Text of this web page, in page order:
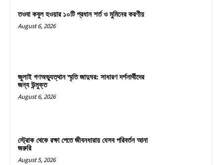
তওবা কবুল হওয়ার ১০টি প্রধান শর্ত ও মুমিনের করণীয়
August 6, 2026
জুলাই গণঅভ্যুত্থান স্মৃতি জাদুঘর: সাধারণ দর্শনার্থীদের
জন্য উন্মুক্ত
August 6, 2026
স্ট্রোক থেকে রক্ষা পেতে জীবনধারায় যেসব পরিবর্তন আনা
জরুরি
August 5, 2026